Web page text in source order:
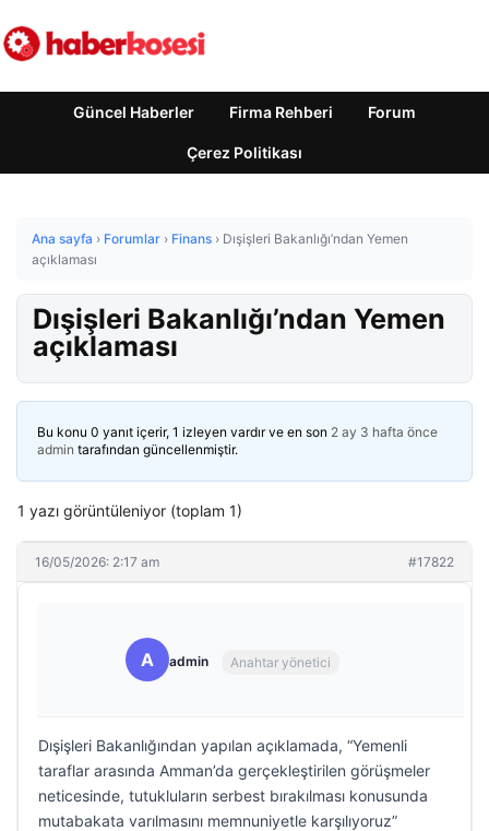
Güncel Haberler Firma Rehberi Forum
Çerez Politikası
Ana sayfa › Forumlar › Finans › Dışişleri Bakanlığı’ndan Yemen
açıklaması
Dışişleri Bakanlığı’ndan Yemen
açıklaması
Bu konu 0 yanıt içerir, 1 izleyen vardır ve en son 2 ay 3 hafta önce
admin tarafından güncellenmiştir.
1 yazı görüntüleniyor (toplam 1)
16/05/2026: 2:17 am #17822
A admin Anahtar yönetici
Dışişleri Bakanlığından yapılan açıklamada, “Yemenli
taraflar arasında Amman’da gerçekleştirilen görüşmeler
neticesinde, tutukluların serbest bırakılması konusunda
mutabakata varılmasını memnuniyetle karşılıyoruz”